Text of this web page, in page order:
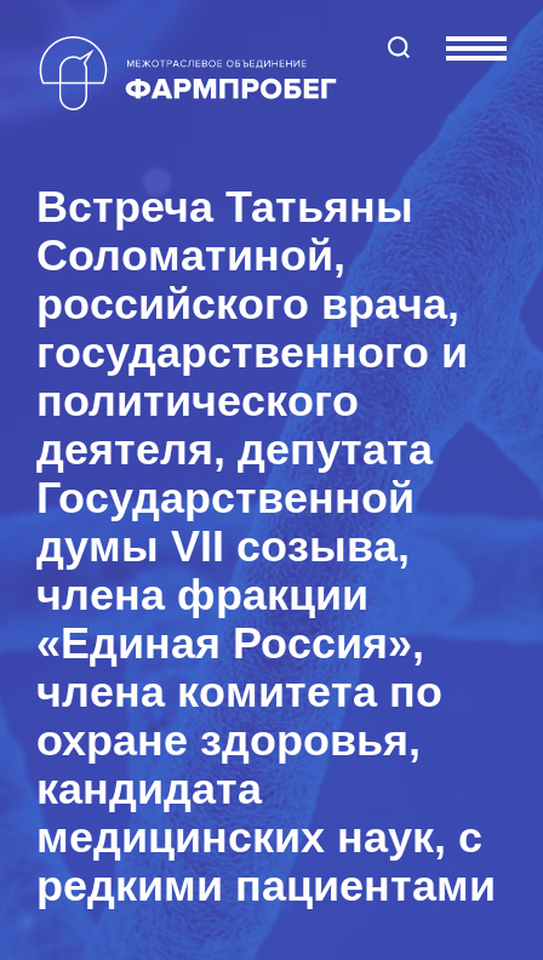
Поиск по сайту
Меню
Встреча Татьяны
Соломатиной,
российского врача,
государственного и
политического
деятеля, депутата
Государственной
думы VII созыва,
члена фракции
«Единая Россия»,
члена комитета по
охране здоровья,
кандидата
медицинских наук, с
редкими пациентами